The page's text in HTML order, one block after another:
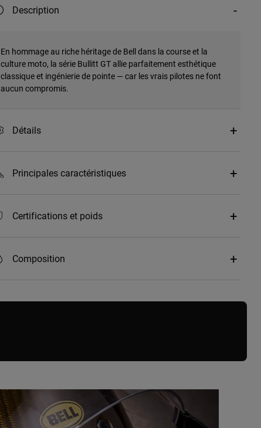
Description
En hommage au riche héritage de Bell dans la course et la
culture moto, la série Bullitt GT allie parfaitement esthétique
classique et ingénierie de pointe — car les vrais pilotes ne font
aucun compromis.
Détails
Principales caractéristiques
Certifications et poids
Composition